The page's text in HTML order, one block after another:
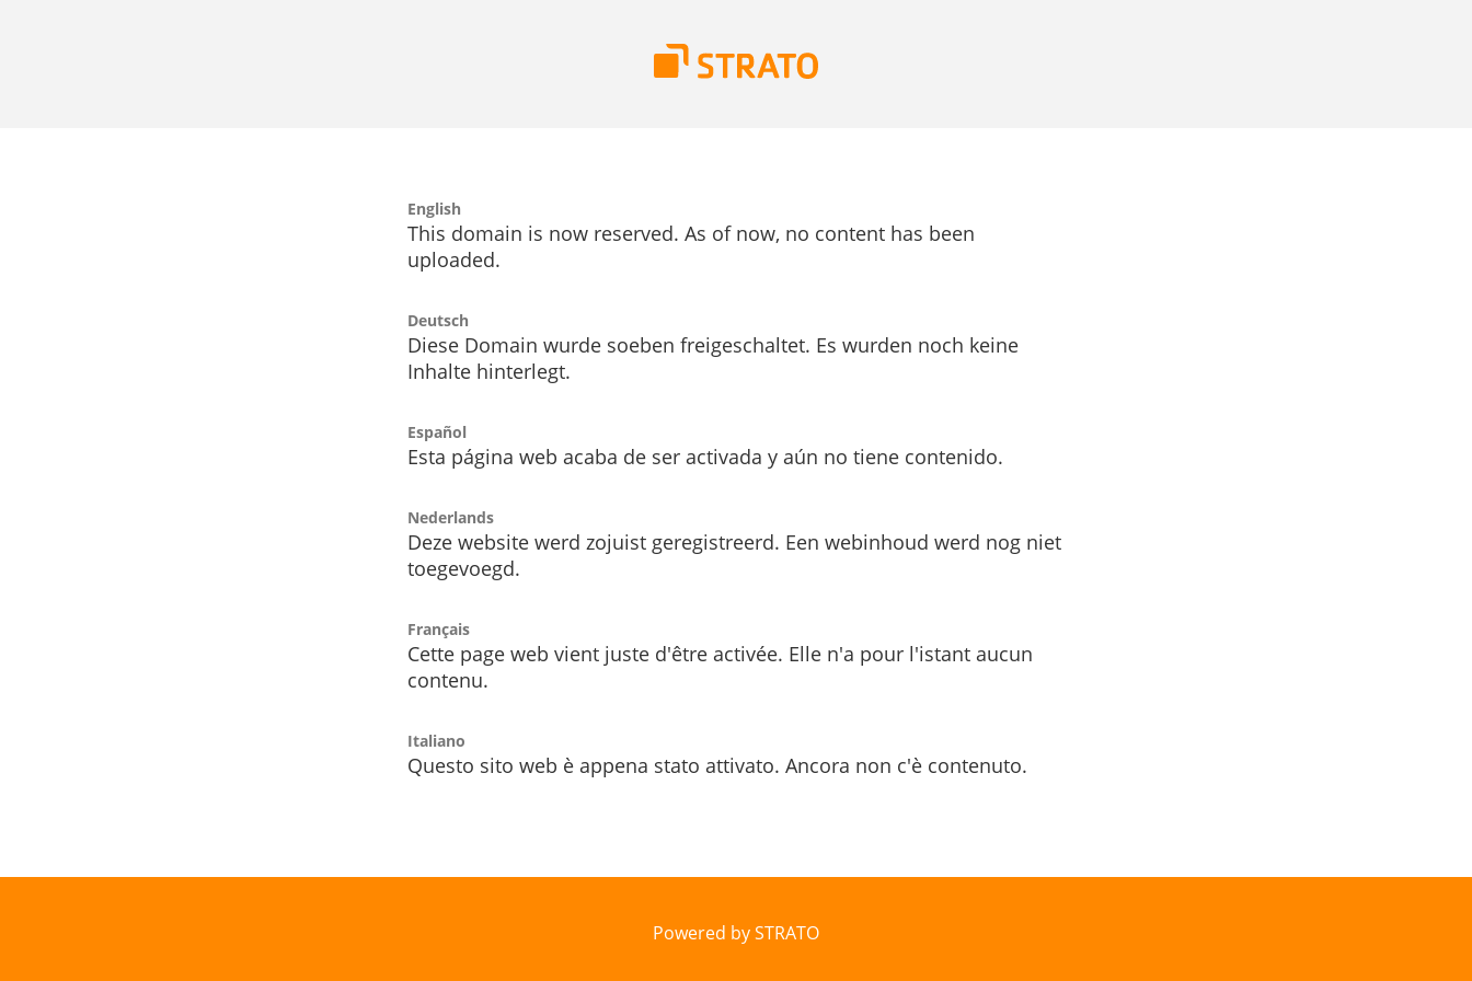
English
This domain is now reserved. As of now, no content has been
uploaded.
Deutsch
Diese Domain wurde soeben freigeschaltet. Es wurden noch keine
Inhalte hinterlegt.
Español
Esta página web acaba de ser activada y aún no tiene contenido.
Nederlands
Deze website werd zojuist geregistreerd. Een webinhoud werd nog niet
toegevoegd.
Français
Cette page web vient juste d'être activée. Elle n'a pour l'istant aucun
contenu.
Italiano
Questo sito web è appena stato attivato. Ancora non c'è contenuto.
Powered by STRATO